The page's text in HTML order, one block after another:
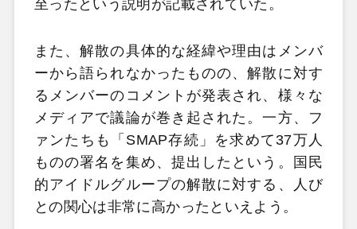
至ったという説明が記載されていた。
また、解散の具体的な経緯や理由はメンバ
ーから語られなかったものの、解散に対す
るメンバーのコメントが発表され、様々な
メディアで議論が巻き起された。一方、フ
ァンたちも「SMAP存続」を求めて37万人
ものの署名を集め、提出したという。国民
的アイドルグループの解散に対する、人び
との関心は非常に高かったといえよう。